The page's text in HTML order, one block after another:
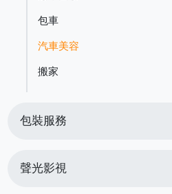
包車
汽車美容
搬家
包裝服務
聲光影視